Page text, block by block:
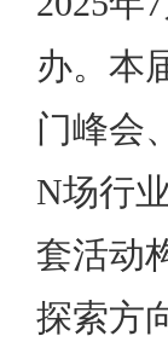
办。本
门峰会
N场行
套活动
探索方